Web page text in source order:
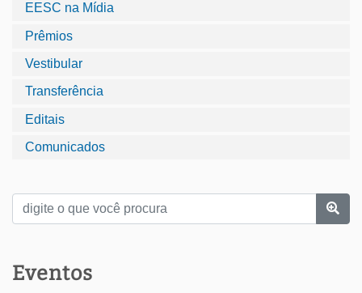
EESC na Mídia
Prêmios
Vestibular
Transferência
Editais
Comunicados
Eventos